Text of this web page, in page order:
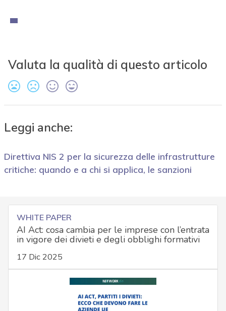
Valuta la qualità di questo articolo
Leggi anche:
Direttiva NIS 2 per la sicurezza delle infrastrutture
critiche: quando e a chi si applica, le sanzioni
WHITE PAPER
AI Act: cosa cambia per le imprese con l’entrata
in vigore dei divieti e degli obblighi formativi
17 Dic 2025